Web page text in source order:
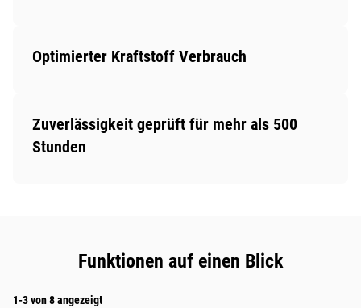
Optimierter Kraftstoff Verbrauch
Zuverlässigkeit geprüft für mehr als 500
Stunden
Funktionen auf einen Blick
1-3 von 8 angezeigt